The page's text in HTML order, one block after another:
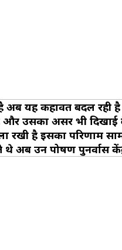
यह कहावत बदल रही
उसका असर भी दिखाई
है इसका परिणाम
अब उन पोषण पुनर्वास